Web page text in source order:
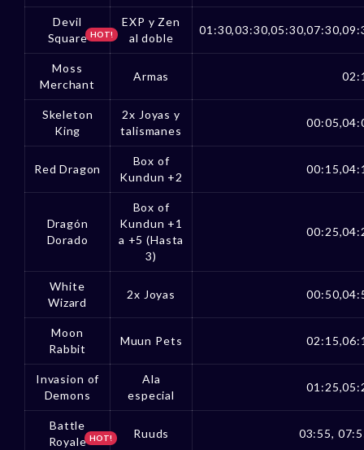
Devil
Square HOT!
EXP y Zen
al doble
Moss
Merchant
Armas
Skeleton
King
2x Joyas y
talismanes
Red Dragon
Box of
Kundun +2
Dragón
Dorado
Box of
Kundun +1
a +5 (Hasta
3)
White
Wizard
2x Joyas
Moon
Rabbit
Muun Pets
Invasion of
Demons
Ala
especial
Battle
Royale HOT! Ruuds 03:55,